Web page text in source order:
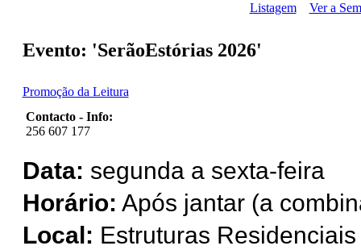
Listagem Ver a
Evento: 'SerãoEstórias 2026'
Promoção da Leitura
Contacto - Info:
256 607 177
Data: segunda a sexta-feira
Horário: Após jantar (a
Local: Estruturas